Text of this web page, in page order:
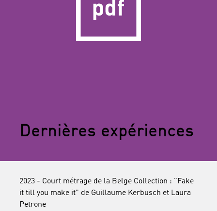
Dernières expériences
2023 - Court métrage de la Belge Collection : "Fake
it till you make it" de Guillaume Kerbusch et Laura
Petrone